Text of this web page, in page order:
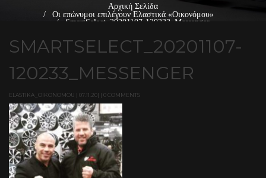
Αρχική Σελίδα
Οι επώνυμοι επιλέγουν Ελαστικά «Οικονόμου»
SmartSelect_20201107-120233_Messenger
SMARTSELECT_20201107-
120233_MESSENGER
ELASTIKA_OIKONOMOU | 07.11.20| | 0 COMMENTS